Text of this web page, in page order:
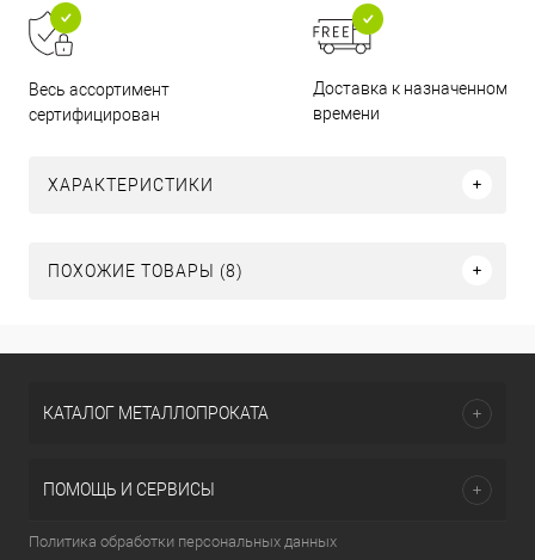
Весь ассортимент
сертифицирован
Доставка к назначенному
времени
ХАРАКТЕРИСТИКИ
ПОХОЖИЕ ТОВАРЫ (8)
КАТАЛОГ МЕТАЛЛОПРОКАТА
ПОМОЩЬ И СЕРВИСЫ
Политика обработки персональных данных